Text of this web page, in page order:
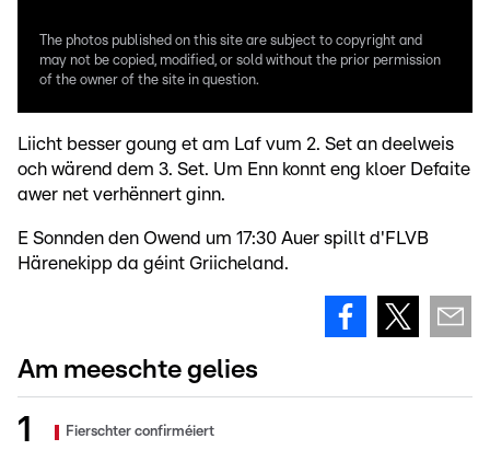
The photos published on this site are subject to copyright and
may not be copied, modified, or sold without the prior permission
of the owner of the site in question.
Liicht besser goung et am Laf vum 2. Set an deelweis
och wärend dem 3. Set. Um Enn konnt eng kloer Defaite
awer net verhënnert ginn.
E Sonnden den Owend um 17:30 Auer spillt d'FLVB
Härenekipp da géint Griicheland.
Am meeschte gelies
Fierschter confirméiert